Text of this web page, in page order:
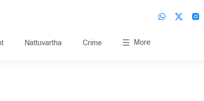
Nattuvartha Crime More